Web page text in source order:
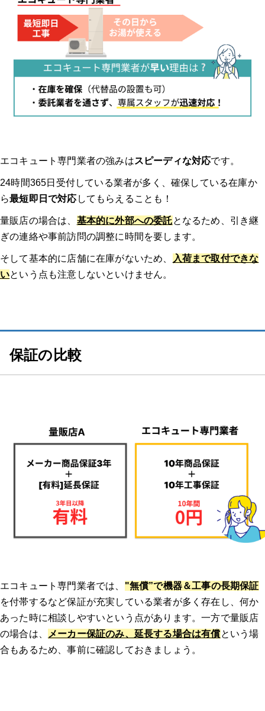
エコキュート専門業者の強みはスピーディな対応です。
24時間365日受付している業者が多く、確保している在庫か
ら最短即日で対応 してもらえることも！
量販店の場合は、 基本的に外部への委託となるため、引き継
ぎの連絡や事前訪問の調整に時間を要します。
そして基本的に店舗に在庫がないため、
入荷まで取付できな
いという点も注意しないといけません。
保証の比較
エコキュート専門業者では、 "無償”で機器＆工事の長期保証
を付帯するなど保証が充実している業者が多く存在し、何か
あった時に相談しやすいという点があります。一方で量販店
の場合は、
メーカー保証のみ、延長する場合は有償という場
合もあるため、事前に確認しておきましょう。